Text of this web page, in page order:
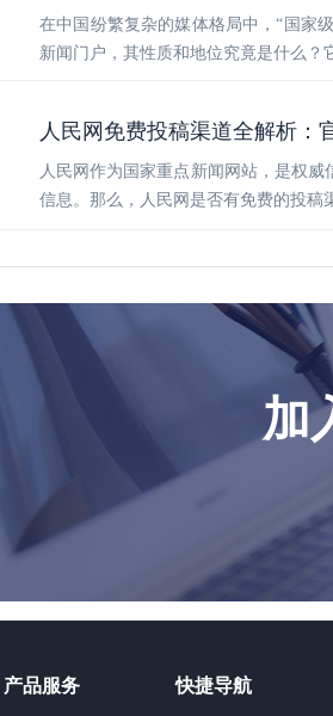
在中国纷繁复杂的媒体格局中，“国家
新闻门户，其性质和地位究竟是什么
人民网免费投稿渠道全解析：
人民网作为国家重点新闻网站，是权
信息。那么，人民网是否有免费的投稿
加
产品服务 快捷导航